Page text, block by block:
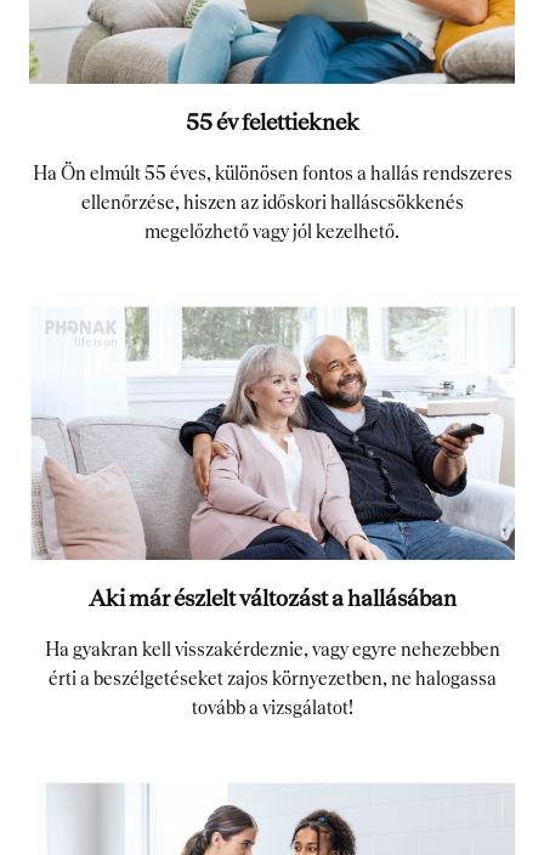
55 év felettieknek
Ha Ön elmúlt 55 éves, különösen fontos a hallás rendszeres
ellenőrzése, hiszen az időskori halláscsökkenés
megelőzhető vagy jól kezelhető.
Aki már észlelt változást a hallásában
Ha gyakran kell visszakérdeznie, vagy egyre nehezebben
érti a beszélgetéseket zajos környezetben, ne halogassa
tovább a vizsgálatot!